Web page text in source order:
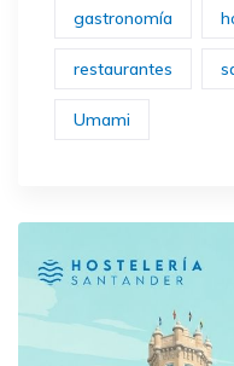
gastronomía
restaurantes
Umami